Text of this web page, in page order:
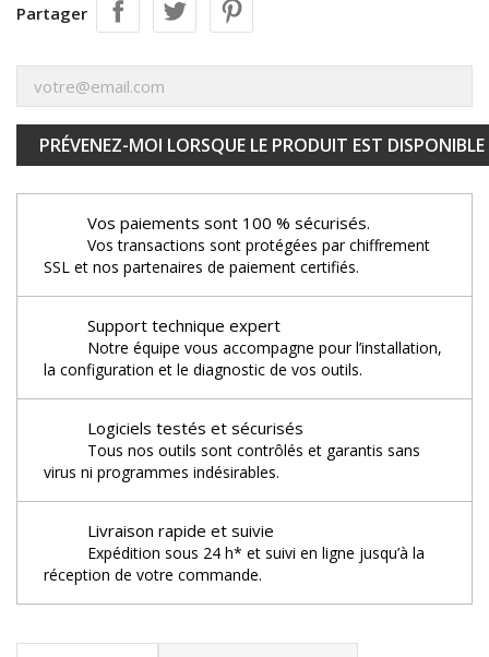
Partager
PRÉVENEZ-MOI LORSQUE LE PRODUIT EST DISPONIBLE
Vos paiements sont 100 % sécurisés.
Vos transactions sont protégées par chiffrement
SSL et nos partenaires de paiement certifiés.
Support technique expert
Notre équipe vous accompagne pour l’installation,
la configuration et le diagnostic de vos outils.
Logiciels testés et sécurisés
Tous nos outils sont contrôlés et garantis sans
virus ni programmes indésirables.
Livraison rapide et suivie
Expédition sous 24 h* et suivi en ligne jusqu’à la
réception de votre commande.